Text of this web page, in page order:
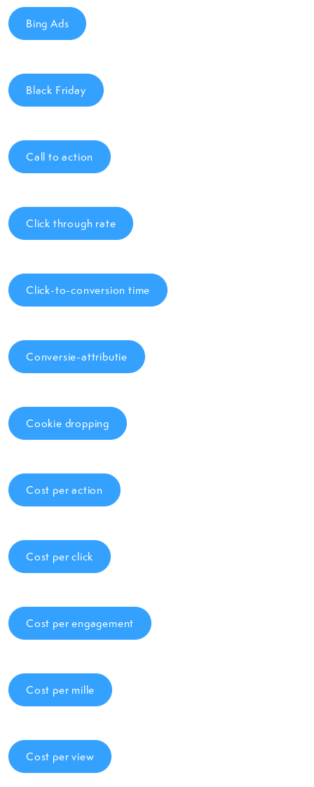
Bing Ads
Black Friday
Call to action
Click through rate
Click-to-conversion time
Conversie-attributie
Cookie dropping
Cost per action
Cost per click
Cost per engagement
Cost per mille
Cost per view